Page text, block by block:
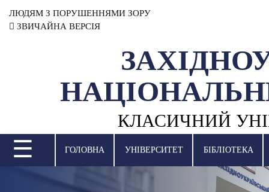
ЛЮДЯМ З ПОРУШЕННЯМИ ЗОРУ
ЗВИЧАЙНА ВЕРСІЯ
КЛАСИЧНИЙ
НАУКОВА ДІЯЛЬНІСТЬ
МІЖНАРОДНА ДІЯЛЬНІСТЬ
ВСТУПНА КАМПАНІЯ
☰ ГОЛОВНА УНІВЕРСИТЕТ БІБЛІОТЕКА